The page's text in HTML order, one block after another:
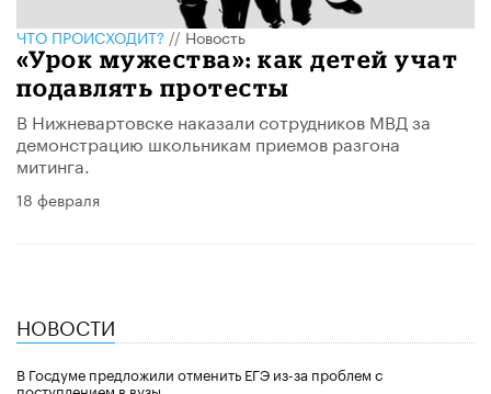
ЧТО ПРОИСХОДИТ?//Новость
«Урок мужества»: как детей учат
подавлять протесты
В Нижневартовске наказали сотрудников МВД за
демонстрацию школьникам приемов разгона
митинга.
18 февраля
НОВОСТИ
В Госдуме предложили отменить ЕГЭ из-за проблем с
поступлением в вузы